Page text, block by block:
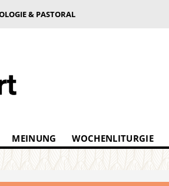
& PASTORAL
MEINUNG WOCHENLITURGIE